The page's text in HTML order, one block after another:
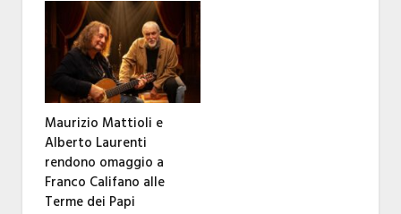
Maurizio Mattioli e
Alberto Laurenti
rendono omaggio a
Franco Califano alle
Terme dei Papi